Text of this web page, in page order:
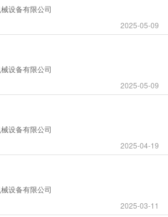
设备有限公司
2025-05-09
设备有限公司
2025-05-09
设备有限公司
2025-04-19
设备有限公司
2025-03-11